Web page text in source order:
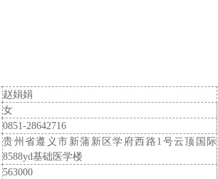
赵娟娟
女
0851-28642716
贵州省遵义市新蒲新区学府西路 1号云顶国际
8588yd基础医学楼
563000